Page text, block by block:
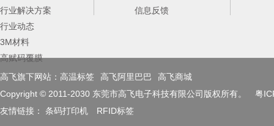
行业解决方案
行业动态
3M材料
高赋码覆膜
信息反馈
高飞旗下网站： 高温标签 高飞阿里巴巴
高飞商城
Copyright © 2011-2030 东莞市高飞电子科技有限公司版权所有。 粤
友情链接： 条码打印机 RFID标签